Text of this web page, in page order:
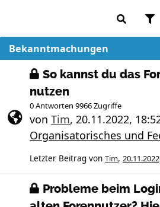
Bekanntmachungen
So kannst du das
nutzen
0 Antworten 9966 Zugriffe
von Tim, 20.11.2022,
Organisatorisches und
Letzter Beitrag von Tim,
Probleme beim